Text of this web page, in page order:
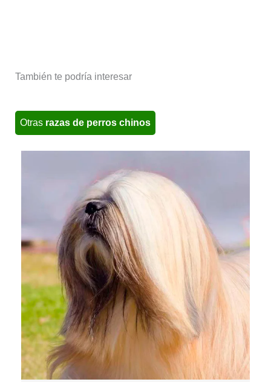
También te podría interesar
Otras razas de perros chinos